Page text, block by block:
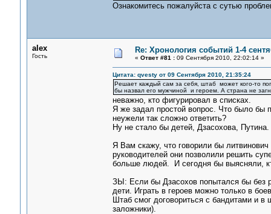
Ознакомитесь пожалуйста с сутью
alex
Гость
Re: Хронология событий 1-4
« Ответ #81 :09 Сентября 2010, 22:02:14 »
Цитата: qvesty от 09 Сентября 2010, 21:35:24
Решает каждый сам за себя, штаб может кого-то
бы назвал его мужчиной и героем. А страна не
неважно, кто фигурировал в списках.
Я же задал простой вопрос. Что было бы
неужели так сложно ответить?
Ну не стало бы детей, Дзасохова,
Я Вам скажу, что говорили бы
руководителей они позволили решить
больше людей. И сегодня бы выясняли,
ЗЫ: Если бы Дзасохов попытался бы без
дети. Играть в героев можно только в
Штаб смог договориться с бандитами и в
заложники).